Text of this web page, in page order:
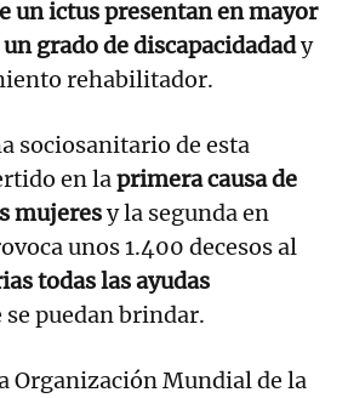
un ictus presentan en mayor
grado de discapacidadady
rehabilitador.
sociosanitario de esta
en la primera causa de
mujeresy la segunda en
unos 1.400 decesos al
todas las ayudas
se puedan brindar.
Organización Mundial de la